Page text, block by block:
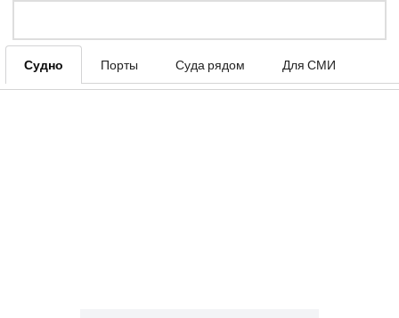
Судно Порты Суда рядом Для СМИ